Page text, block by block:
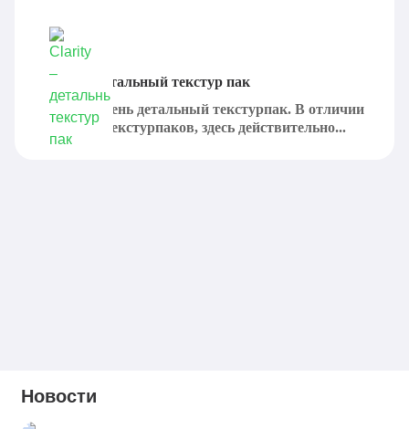
Clarity – детальный текстур пак
Clarity – очень детальный текстурпак. В отличии
от других текстурпаков, здесь действительно...
Новости